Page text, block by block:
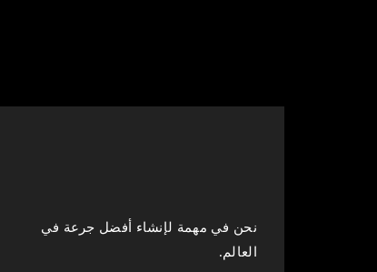
نحن في مهمة لإنشاء أفضل جرعة في
العالم.